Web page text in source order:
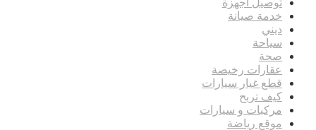
خدمة صيانة
ديني
سياحة
صحة
عقارات رخيصة
قطع غيار سيارات
كيف تربح
مركبات و سيارات
موقع رياضة